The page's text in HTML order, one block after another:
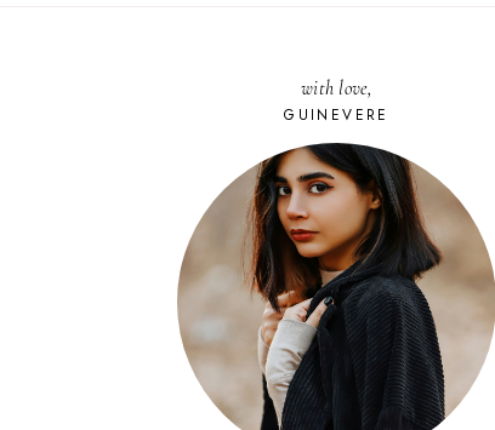
with love,
GUINEVERE